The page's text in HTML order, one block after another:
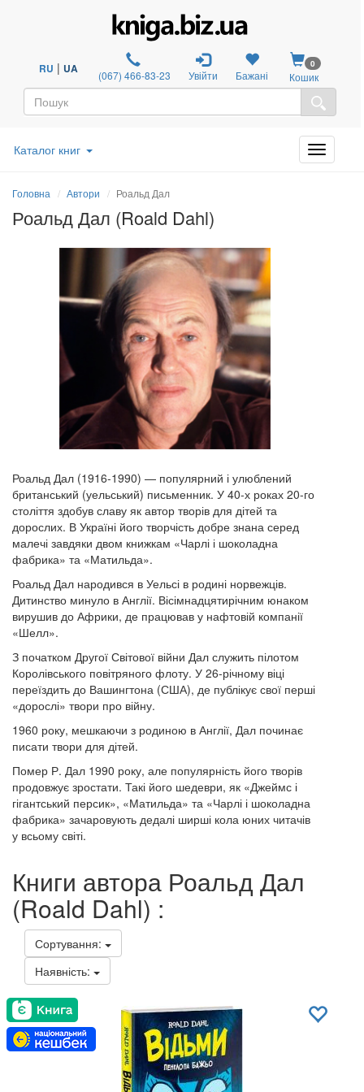
RU | UA (067) 466-83-23 Увійти Бажані
0
Кошик
Каталог книг
Головна Автори Роальд Дал
Роальд Дал (Roald Dahl)
Роальд Дал (1916-1990) — популярний і улюблений
британський (уельський) письменник. У 40-х роках 20-го
століття здобув славу як автор творів для дітей та
дорослих. В Україні його творчість добре знана серед
малечі завдяки двом книжкам «Чарлі і шоколадна
фабрика» та «Матильда».
Роальд Дал народився в Уельсі в родині норвежців.
Дитинство минуло в Англії. Вісімнадцятирічним юнаком
вирушив до Африки, де працював у нафтовій компанії
«Шелл».
З початком Другої Світової війни Дал служить пілотом
Королівського повітряного флоту. У 26-річному віці
переїздить до Вашингтона (США), де публікує свої перші
«дорослі» твори про війну.
1960 року, мешкаючи з родиною в Англії, Дал починає
писати твори для дітей.
Помер Р. Дал 1990 року, але популярність його творів
продовжує зростати. Такі його шедеври, як «Джеймс і
гігантський персик», «Матильда» та «Чарлі і шоколадна
фабрика» зачаровують дедалі ширші кола юних читачів
у всьому світі.
Книги автора Роальд Дал
(Roald Dahl) :
Сортування:
Наявність: